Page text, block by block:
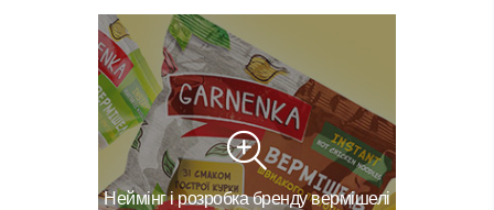
Неймінг і розробка бренду вермішелі